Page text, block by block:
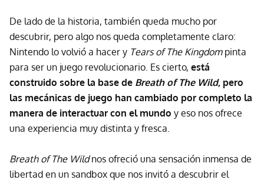
De lado de la historia, también queda mucho por
descubrir, pero algo nos queda completamente claro:
Nintendo lo volvió a hacer y Tears of The Kingdompinta
para ser un juego revolucionario. Es cierto, está
construido sobre la base de Breath of The Wild, pero
las mecánicas de juego han cambiado por completo la
manera de interactuar con el mundo y eso nos ofrece
una experiencia muy distinta y fresca.
Breath of The Wildnos ofreció una sensación inmensa de
libertad en un sandbox que nos invitó a descubrir el